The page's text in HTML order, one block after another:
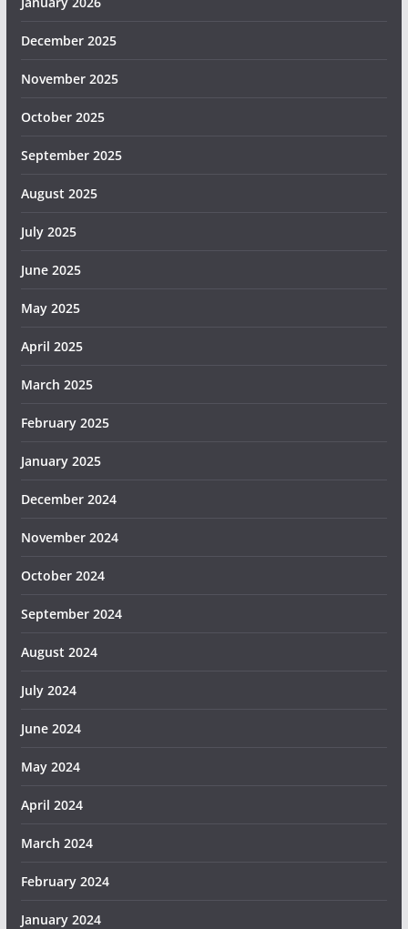
December 2025
November 2025
October 2025
September 2025
August 2025
July 2025
June 2025
May 2025
April 2025
March 2025
February 2025
January 2025
December 2024
November 2024
October 2024
September 2024
August 2024
July 2024
June 2024
May 2024
April 2024
March 2024
February 2024
January 2024